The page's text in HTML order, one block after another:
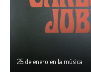
25 de enero en la música